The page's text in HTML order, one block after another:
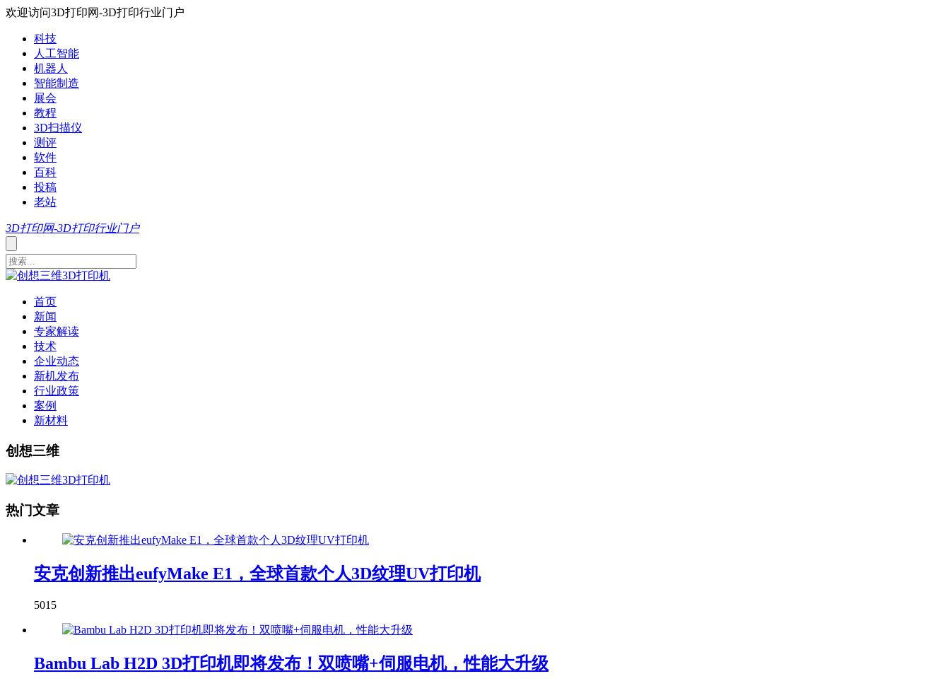
欢迎访问3D打印网-3D打印行业门户
科技
人工智能
机器人
智能制造
展会
教程
3D扫描仪
测评
软件
百科
投稿
老站
3D打印网-3D打印行业门户
首页
新闻
专家解读
技术
企业动态
新机发布
行业政策
案例
新材料
创想三维
热门文章
安克创新推出eufyMake E1，全球首款个人3D纹理UV打印机
5015
Bambu Lab H2D 3D打印机即将发布！双喷嘴+伺服电机，性能大升级